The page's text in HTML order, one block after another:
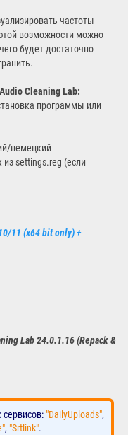
частоты
возможности можно
будет достаточно
Cleaning Lab:
программы или
немецкий
settings.reg (если
11 (x64 bit only) +
Lab 24.0.1.16 (Repack &
сервисов: "DailyUploads",
, "Srtlink".